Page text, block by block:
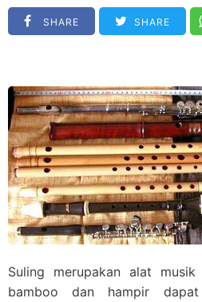
SHARE SHARE
Suling merupakan alat
bamboo dan hampir